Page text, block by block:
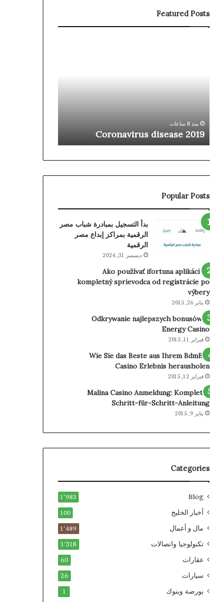
Featured Posts
منذ 8 ساعات
Coronavirus disease 2019
من
لتغيير
Popular Posts
بدأ التسجيل بمبادرة شباب مصر
الرقمية بمراكز إبداع مصر
الرقمية
ديسمبر 31, 2024
Ako používať ifortuna aplikáciu –
kompletný sprievodca od registrácie po
výbery
يناير 26, 2015
Odkrywanie najlepszych bonusów w
Energy Casino
فبراير 11, 2015
Wie Sie das Beste aus Ihrem BdmBet
Casino Erlebnis herausholen
فبراير 12, 2015
Malina Casino Anmeldung: Komplette
Schritt-für-Schritt-Anleitung
يناير 9, 2015
Categories
Blog 1٬983
أخبار الخليج 100
مال و أعمال 1٬489
تكنولوجيا واتصالات 1٬318
عقارات 60
سيارات 26
بورصة وبنوك 1